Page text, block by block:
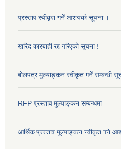
प्रस्ताव स्वीकृत गर्ने आशयको सूचना ।
खरिद कारबाही रद्द गरिएको सूचना !
बोलपत्र मुल्याङ्कन स्वीकृत गर्ने सम्बन्धी
RFP प्रस्ताव मुल्याङ्कन सम्बन्धमा
आर्थिक प्रस्ताव मूल्याङ्कन स्वीकृत गने